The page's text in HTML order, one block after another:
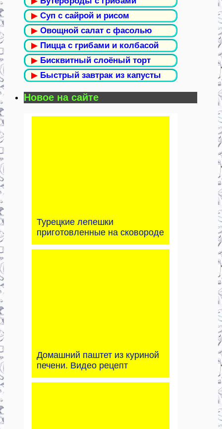
▶ Суп с сайрой и рисом
▶ Овощной салат с фасолью
▶ Пицца с грибами и колбасой
▶ Бисквитный слоёный торт
▶ Быстрый завтрак из капусты
Новое на сайте
Турецкие лепешки
приготовленные на сковороде
Домашний паштет из куриной
печени. Видео рецепт